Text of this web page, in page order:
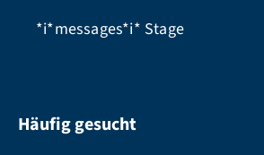
*i*messages*i* Stage
Häufig gesucht